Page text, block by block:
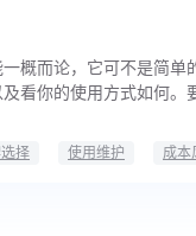
概而论，它可不是简单
看你的使用方式如何。
择 使用维护 成本